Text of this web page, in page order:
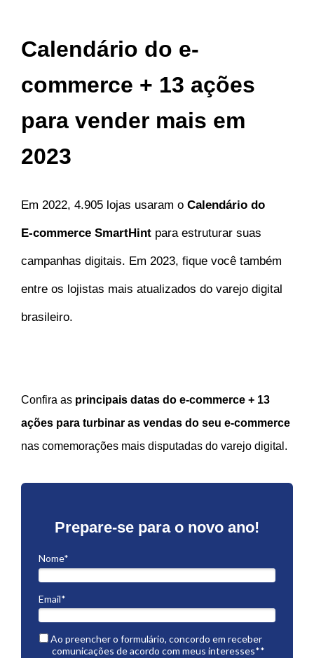
Calendário do e-
commerce + 13 ações
para vender mais em
2023
Em 2022, 4.905 lojas usaram o Calendário do
E-commerce SmartHint para estruturar suas
campanhas digitais. Em 2023, fique você também
entre os lojistas mais atualizados do varejo digital
brasileiro.
Confira as principais datas do e-commerce + 13
ações para turbinar as vendas do seu e-commerce
nas comemorações mais disputadas do varejo digital.
Prepare-se para o novo ano!
Nome*
Email*
Ao preencher o formulário, concordo em receber
comunicações de acordo com meus interesses**